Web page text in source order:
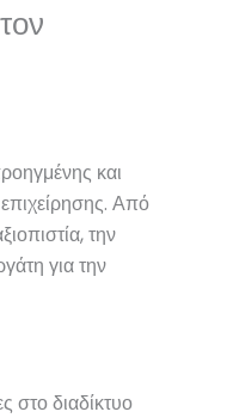
και
Από
την
για την
στο διαδίκτυο